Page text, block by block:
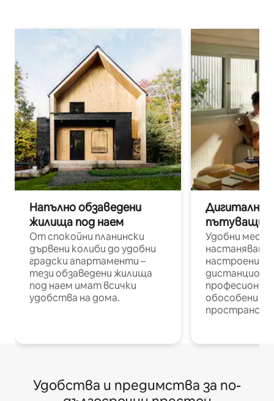
Напълно обзаведени
жилища под наем
От спокойни планински
дървени колиби до удобни
градски апартаменти –
тези обзаведени жилища
под наем имат всички
удобства на дома.
Дигитални
пътуващи
Удобни
настаняване
настроени и
обособени
Удобства и предимства за по-